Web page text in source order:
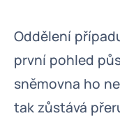
Oddělení
první pohled
sněmovna ho
tak zůstává